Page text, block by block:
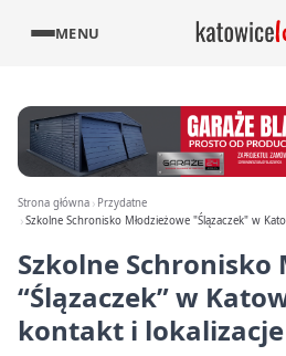
MENU
Strona główna
Przydatne
Szkolne Schronisko Młodzieżowe "Ślązaczek" w
Szkolne Schronisko
“Ślązaczek” w
kontakt i lokalizacje